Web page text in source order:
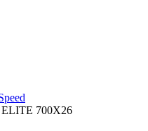
700X26